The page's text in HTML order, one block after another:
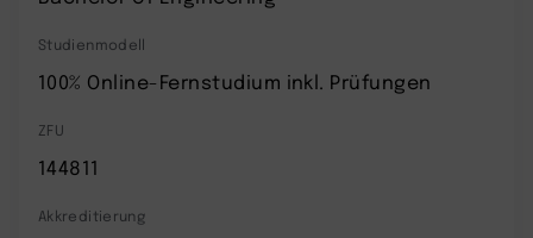
Studienmodell
100% Online-Fernstudium inkl. Prüfungen
ZFU
144811
Akkreditierung